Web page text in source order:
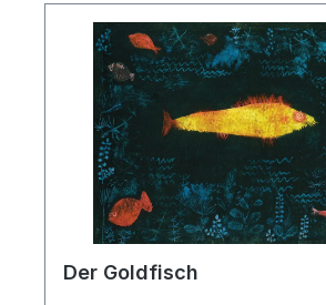
Der Goldfisch